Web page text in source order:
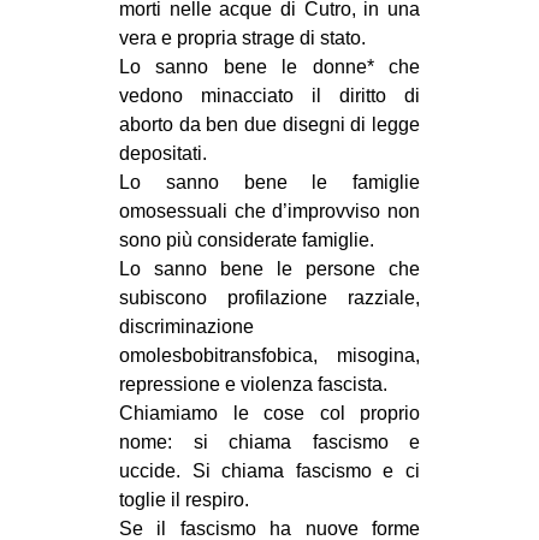
morti nelle acque di Cutro, in una
vera e propria strage di stato.
Lo sanno bene le donne* che
vedono minacciato il diritto di
aborto da ben due disegni di legge
depositati.
Lo sanno bene le famiglie
omosessuali che d’improvviso non
sono più considerate famiglie.
Lo sanno bene le persone che
subiscono profilazione razziale,
discriminazione
omolesbobitransfobica, misogina,
repressione e violenza fascista.
Chiamiamo le cose col proprio
nome: si chiama fascismo e
uccide. Si chiama fascismo e ci
toglie il respiro.
Se il fascismo ha nuove forme